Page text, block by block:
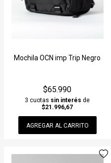
Mochila OCN imp Trip Negro
$65.990
3 cuotas sin interés de
$21.996,67
AGREGAR AL CARRITO